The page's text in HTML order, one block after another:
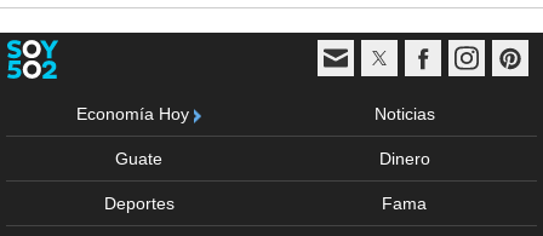
Economía Hoy Noticias
Guate Dinero
Deportes Fama